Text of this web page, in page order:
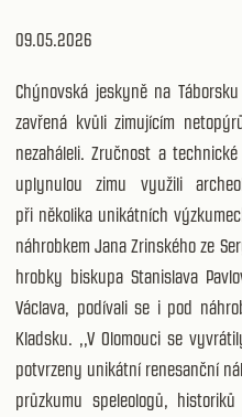
09.05.2026
Chýnovská jeskyně na
zavřená kvůli zimujícím
nezaháleli. Zručnost a
uplynulou zimu využili
při několika unikátních
náhrobkem Jana Zrinského ze
hrobky biskupa Stanislava
Václava, podívali se i pod
Kladsku. ,,V Olomouci se
potvrzeny unikátní renesanční
průzkumu speleologů,